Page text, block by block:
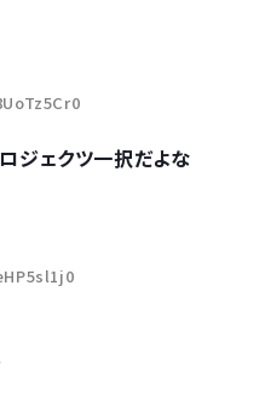
ジェクツ一択だよな